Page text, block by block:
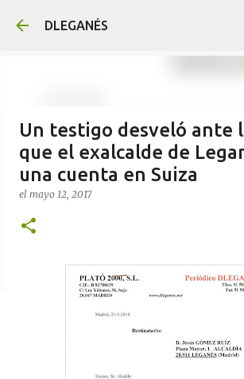
DLEGANÉS
Un testigo desveló ante
que el exalcalde de
una cuenta en Suiza
el mayo 12, 2017